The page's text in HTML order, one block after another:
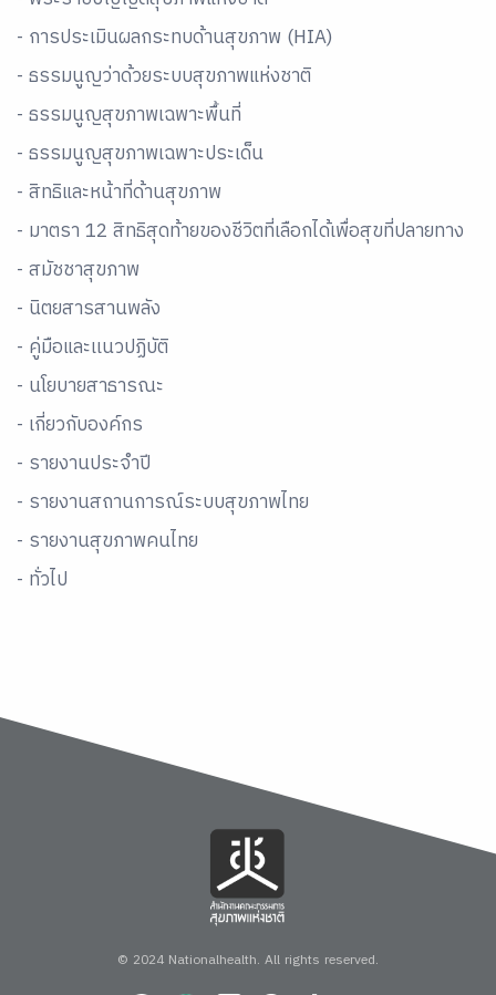
- การประเมินผลกระทบด้านสุขภาพ (HIA)
- ธรรมนูญว่าด้วยระบบสุขภาพแห่งชาติ
- ธรรมนูญสุขภาพเฉพาะพื้นที่
- ธรรมนูญสุขภาพเฉพาะประเด็น
- สิทธิและหน้าที่ด้านสุขภาพ
- มาตรา 12 สิทธิสุดท้ายของชีวิตที่เลือกได้เพื่อสุขที่ปลายทาง
- สมัชชาสุขภาพ
- นิตยสารสานพลัง
- คู่มือและเเนวปฏิบัติ
- นโยบายสาธารณะ
- เกี่ยวกับองค์กร
- รายงานประจำปี
- รายงานสถานการณ์ระบบสุขภาพไทย
- รายงานสุขภาพคนไทย
- ทั่วไป
© 2024 Nationalhealth. All rights reserved.